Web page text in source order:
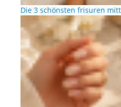
Die 3 schönsten frisuren